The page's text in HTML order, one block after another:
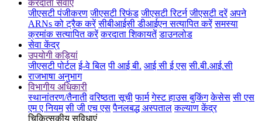
करदाता सेवाएँ
जीएसटी पंजीकरण जीएसटी रिफंड जीएसटी रिटर्न जीएसटी दरें अपने
ARNs को ट्रैक करें सीबीआईसी डीआईएन सत्यापित करें समस्या
क्रमांक सत्यापित करें करदाता शिकायतें डाउनलोड
सेवा केंद्र
उपयोगी कड़ियां
जीएसटी पोर्टल ई-वे बिल पी आई बी. आई सी ई एस सी.बी.आई.सी
राजभाषा अनुभाग
विभागीय अधिकारी
स्थानांतरण/तैनाती वरिष्ठता सूची फार्म गेस्ट हाउस बुकिंग केसेस सी एस
एम ए नियम सी जी एच एस पैनलबद्ध अस्पताल कल्याण केंद्र
चिकित्सकीय सुविधाएं